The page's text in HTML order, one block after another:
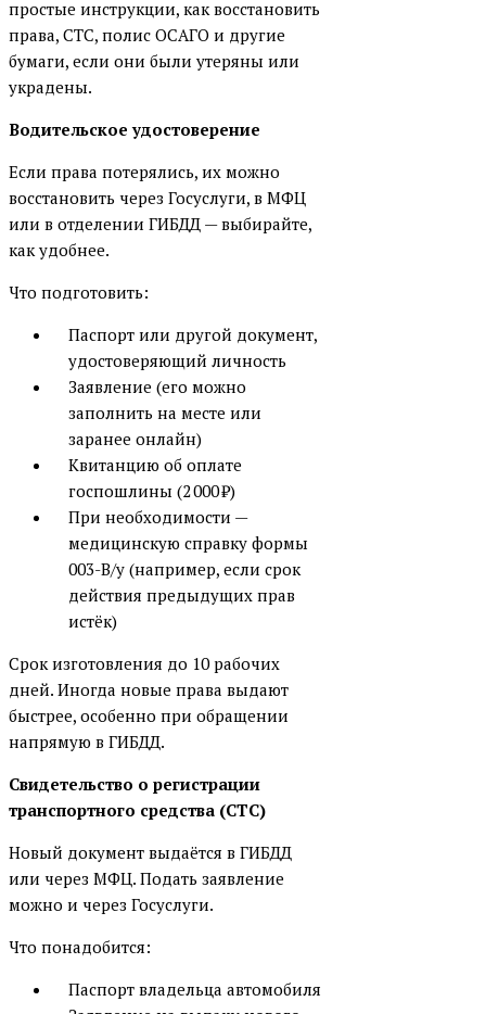
простые инструкции, как восстановить
права, СТС, полис ОСАГО и другие
бумаги, если они были утеряны или
украдены.
Водительское удостоверение
Если права потерялись, их можно
восстановить через Госуслуги, в МФЦ
или в отделении ГИБДД — выбирайте,
как удобнее.
Что подготовить:
Паспорт или другой документ,
удостоверяющий личность
Заявление (его можно
заполнить на месте или
заранее онлайн)
Квитанцию об оплате
госпошлины (2 000 ₽)
При необходимости —
медицинскую справку формы
003-В/у (например, если срок
действия предыдущих прав
истёк)
Срок изготовления до 10 рабочих
дней. Иногда новые права выдают
быстрее, особенно при обращении
напрямую в ГИБДД.
Свидетельство о регистрации
транспортного средства (СТС)
Новый документ выдаётся в ГИБДД
или через МФЦ. Подать заявление
можно и через Госуслуги.
Что понадобится:
Паспорт владельца автомобиля